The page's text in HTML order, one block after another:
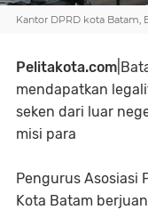
Kantor DPRD kota Batam,
Pelitakota.com
mendapatkan
seken dari luar
misi para
Pengurus Asosiasi
Kota Batam